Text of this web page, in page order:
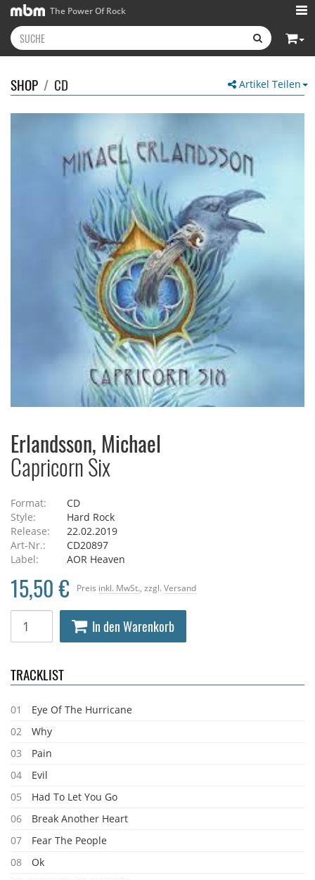
The Power Of Rock
Artikel Teilen
SHOP / CD
Erlandsson, Michael
Capricorn Six
Format:
CD
Style:
Hard Rock
Release:
22.02.2019
Art-Nr.:
CD20897
Label:
AOR Heaven
Preis inkl. MwSt. , zzgl. Versand
15,50 €
In den Warenkorb
TRACKLIST
01
Eye Of The Hurricane
02
Why
03
Pain
04
Evil
05
Had To Let You Go
06
Break Another Heart
07
Fear The People
08
Ok